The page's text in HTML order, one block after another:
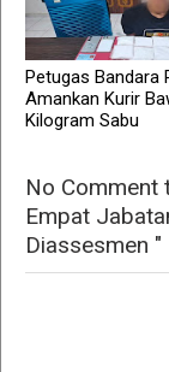
Petugas Bandara
Amankan Kurir
Kilogram Sabu
No Comment
Empat
Diassesmen "